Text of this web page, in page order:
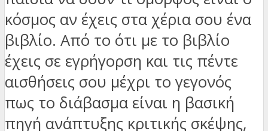
κόσμος αν έχεις στα χέρια σου ένα
βιβλίο. Από το ότι με το βιβλίο
έχεις σε εγρήγορση και τις πέντε
αισθήσεις σου μέχρι το γεγονός
πως το διάβασμα είναι η βασική
πηγή ανάπτυξης κριτικής σκέψης,